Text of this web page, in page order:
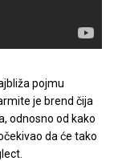
pojmu
je brend čija
odnosno od kako
da će tako